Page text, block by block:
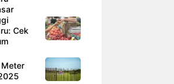
Cek
Meter